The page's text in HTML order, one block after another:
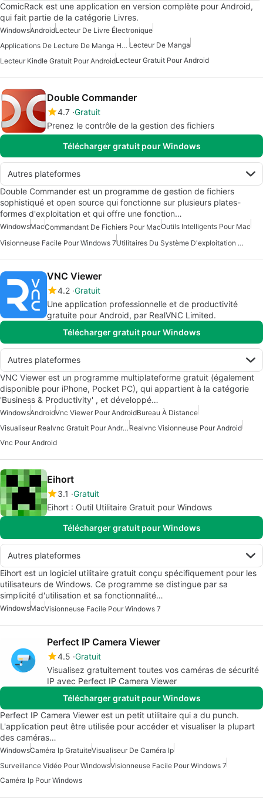
ComicRack est une application en version complète pour Android,
qui fait partie de la catégorie Livres.
WindowsAndroidLecteur De Livre Électronique
Applications De Lecture De Manga Hors Ligne Pour Android Lecteur De Manga
Lecteur Kindle Gratuit Pour AndroidLecteur Gratuit Pour Android
Double Commander
4.7 Gratuit
Prenez le contrôle de la gestion des fichiers
Télécharger gratuit pour Windows
Autres plateformes
Double Commander est un programme de gestion de fichiers
sophistiqué et open source qui fonctionne sur plusieurs plates-
formes d'exploitation et qui offre une fonction…
WindowsMacCommandant De Fichiers Pour MacOutils Intelligents Pour Mac
Visionneuse Facile Pour Windows 7
Utilitaires Du Système D'exploitation Pour Mac
VNC Viewer
4.2 Gratuit
Une application professionnelle et de productivité
gratuite pour Android, par RealVNC Limited.
Télécharger gratuit pour Windows
Autres plateformes
VNC Viewer est un programme multiplateforme gratuit (également
disponible pour iPhone, Pocket PC), qui appartient à la catégorie
'Business & Productivity' , et développé…
WindowsAndroidVnc Viewer Pour AndroidBureau À Distance
Visualiseur Realvnc Gratuit Pour AndroidRealvnc Visionneuse Pour Android
Vnc Pour Android
Eihort
3.1 Gratuit
Eihort : Outil Utilitaire Gratuit pour Windows
Télécharger gratuit pour Windows
Autres plateformes
Eihort est un logiciel utilitaire gratuit conçu spécifiquement pour les
utilisateurs de Windows. Ce programme se distingue par sa
simplicité d'utilisation et sa fonctionnalité…
WindowsMacVisionneuse Facile Pour Windows 7
Perfect IP Camera Viewer
4.5 Gratuit
Visualisez gratuitement toutes vos caméras de sécurité
IP avec Perfect IP Camera Viewer
Télécharger gratuit pour Windows
Perfect IP Camera Viewer est un petit utilitaire qui a du punch.
L'application peut être utilisée pour accéder et visualiser la plupart
des caméras…
WindowsCaméra Ip GratuiteVisualiseur De Caméra Ip
Surveillance Vidéo Pour WindowsVisionneuse Facile Pour Windows 7
Caméra Ip Pour Windows